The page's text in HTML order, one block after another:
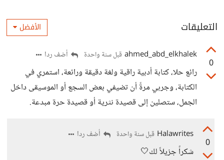
التعليقات الأفضل
0
ahmed_abd_elkhalek قبل سنة واحدة أضف ردا
رائع حلا، كتابة أدبية راقية ولغة دقيقة ورائعة، استمري في
الكتابة، وجربي مرةً أن تضيفي بعض السجع أو الموسيقى داخل
الجمل، ستصلين إلى قصيدة نثرية أو قصيدة حرة مبدعة.
0
Halawrites قبل سنة واحدة أضف ردا
شكراً جزيلاً لك🤍